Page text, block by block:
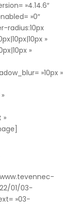
»4.14.6″
»0″
radius:10px
»
»
»10px »
»
01/03-
»03-